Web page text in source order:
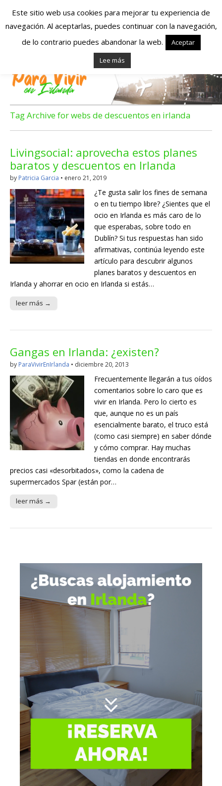
Españoles en
Irlanda – Vivir en
Irlanda – Trabajo
en Irlanda –
Alojamiento en
Irlanda
Blog dedicado a los que viven, estudian y trabajan en
Irlanda!
Tag Archive for webs de descuentos en irlanda
Livingsocial: aprovecha estos planes
baratos y descuentos en Irlanda
by Patricia Garcia • enero 21, 2019
¿Te gusta salir los fines de semana
o en tu tiempo libre? ¿Sientes que el
ocio en Irlanda es más caro de lo
que esperabas, sobre todo en
Dublín? Si tus respuestas han sido
afirmativas, continúa leyendo este
artículo para descubrir algunos
planes baratos y descuentos en
Irlanda y ahorrar en ocio en Irlanda si estás…
leer más →
Gangas en Irlanda: ¿existen?
by ParaVivirEnIrlanda • diciembre 20, 2013
Frecuentemente llegarán a tus oídos
comentarios sobre lo caro que es
vivir en Irlanda. Pero lo cierto es
que, aunque no es un país
esencialmente barato, el truco está
(como casi siempre) en saber dónde
y cómo comprar. Hay muchas
tiendas en donde encontrarás
precios casi «desorbitados», como la cadena de
supermercados Spar (están por…
leer más →
Este sitio web usa cookies para mejorar tu experiencia de
navegación. Al aceptarlas, puedes continuar con la navegación,
de lo contrario puedes abandonar la web.
Aceptar
Lee más